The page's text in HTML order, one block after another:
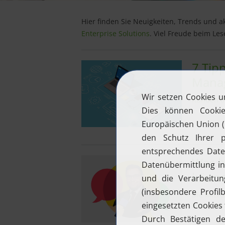
Hier finden Sie Neuigkeiten, Trends und
Enterprise Solutions. Viel Freude beim
7
Kunden
Was
Die
Kraus